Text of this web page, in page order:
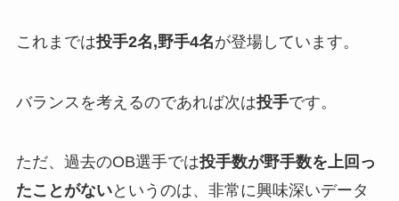
これまでは投手2名,野手4名が登場しています。
バランスを考えるのであれば次は投手です。
ただ、過去のOB選手では投手数が野手数を上回っ
たことがないというのは、非常に興味深いデータ